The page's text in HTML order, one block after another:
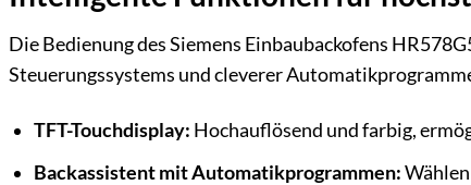
Die Bedienung des Siemens Einbaubackofens
Steuerungssystems und cleverer
TFT-Touchdisplay: Hochauflösend und farbig,
Backassistent mit Automatikprogrammen: